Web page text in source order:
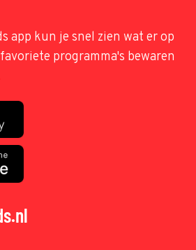
app kun je snel zien wat er op
programma's bewaren